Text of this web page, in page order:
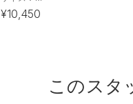
¥10,450
このスタ